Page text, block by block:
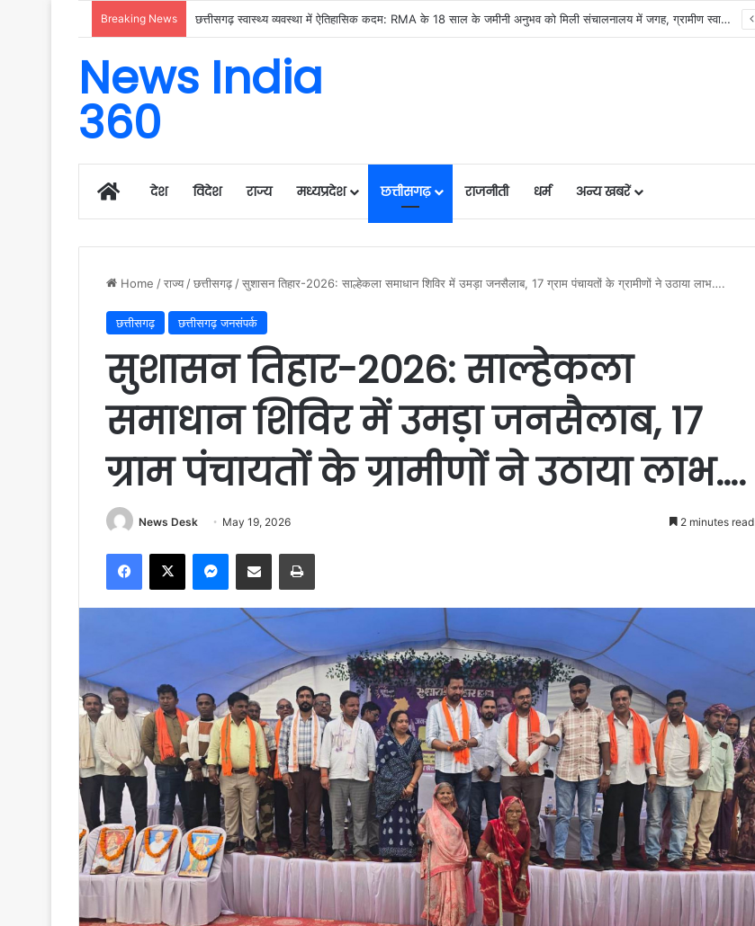
Breaking News मुख्यमंत्री विष्णु देव साय की अध्यक्षता में वन अधिकार अधिनियम (FRA) एवं पेसा कानून (PESA) के प्रभावी क्रियान्वयन हेतु गठित टास्क फोर्स की पहली बैठक संपन्न…
News India
360
Homeदेश विदेश राज्य मध्यप्रदेश छत्तीसगढ़ राजनीती धर्म अन्य खबरें
Home /राज्य /छत्तीसगढ़ /सुशासन तिहार-2026: साल्हेकला समाधान शिविर में उमड़ा जनसैलाब, 17 ग्राम पंचायतों के ग्रामीणों ने उठाया लाभ….
छत्तीसगढ़ छत्तीसगढ़ जनसंपर्क
सुशासन तिहार-2026: साल्हेकला
समाधान शिविर में उमड़ा जनसैलाब, 17
ग्राम पंचायतों के ग्रामीणों ने उठाया लाभ….
News Desk May 19, 2026 2 minutes read
Facebook
X Messenger
Share via Email Print